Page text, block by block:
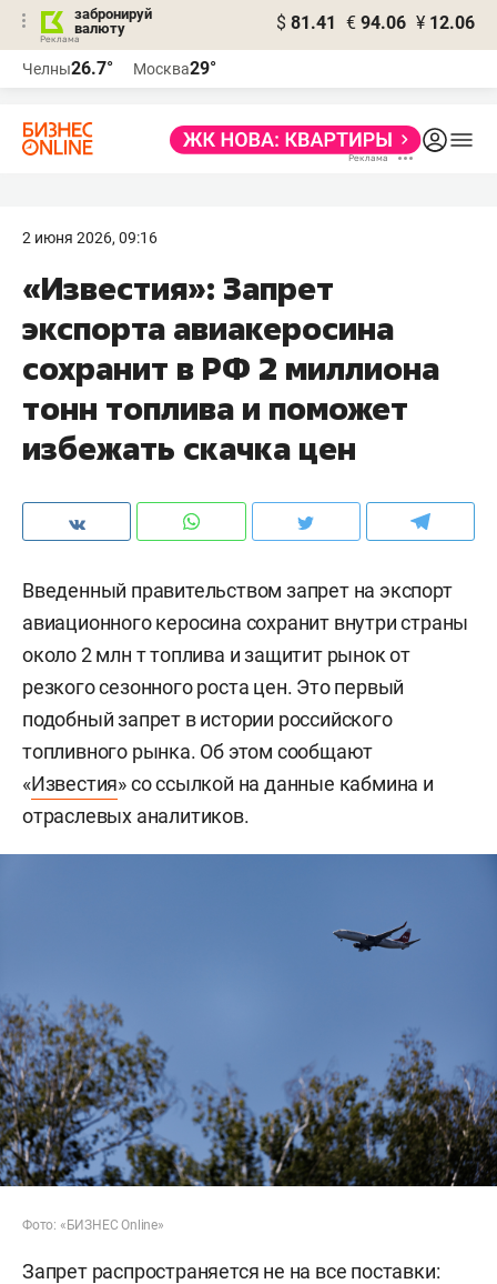
забронируй
валюту
$ 81.41 € 94.06 ¥ 12.06
Челны26.7° Москва29°
2 июня 2026, 09:16
«Известия»: Запрет
экспорта авиакеросина
сохранит в РФ 2 миллиона
тонн топлива и поможет
избежать скачка цен
Введенный правительством запрет на экспорт
авиационного керосина сохранит внутри страны
около 2 млн т топлива и защитит рынок от
резкого сезонного роста цен. Это первый
подобный запрет в истории российского
топливного рынка. Об этом сообщают
«Известия» со ссылкой на данные кабмина и
отраслевых аналитиков.
Фото: «БИЗНЕС Online»
Запрет распространяется не на все поставки: